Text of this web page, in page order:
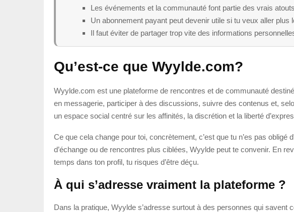
Les événements et la communauté font partie des vrais
Un abonnement payant peut devenir utile si tu veux aller plus
Il faut éviter de partager trop vite des informations
Qu’est-ce que Wyylde.com?
Wyylde.com est une plateforme de rencontres et de communauté
en messagerie, participer à des discussions, suivre des contenus et,
un espace social centré sur les affinités, la discrétion et la liberté
Ce que cela change pour toi, concrètement, c’est que tu n’es pas
d’échange ou de rencontres plus ciblées, Wyylde peut te convenir. En
temps dans ton profil, tu risques d’être déçu.
À qui s’adresse vraiment la plateforme ?
Dans la pratique, Wyylde s’adresse surtout à des personnes qui savent